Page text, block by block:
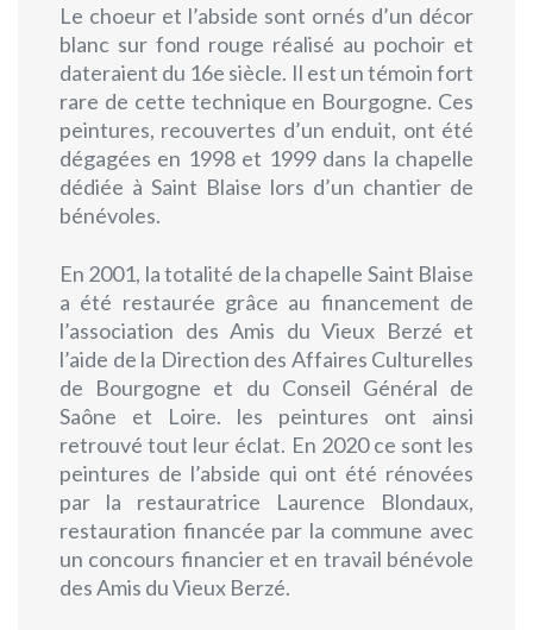
Le choeur et l’abside sont ornés d’un décor
blanc sur fond rouge réalisé au pochoir et
dateraient du 16e siècle. Il est un témoin fort
rare de cette technique en Bourgogne. Ces
peintures, recouvertes d’un enduit, ont été
dégagées en 1998 et 1999 dans la chapelle
dédiée à Saint Blaise lors d’un chantier de
bénévoles.
En 2001, la totalité de la chapelle Saint Blaise
a été restaurée grâce au financement de
l’association des Amis du Vieux Berzé et
l’aide de la Direction des Affaires Culturelles
de Bourgogne et du Conseil Général de
Saône et Loire. les peintures ont ainsi
retrouvé tout leur éclat. En 2020 ce sont les
peintures de l’abside qui ont été rénovées
par la restauratrice Laurence Blondaux,
restauration financée par la commune avec
un concours financier et en travail bénévole
des Amis du Vieux Berzé.